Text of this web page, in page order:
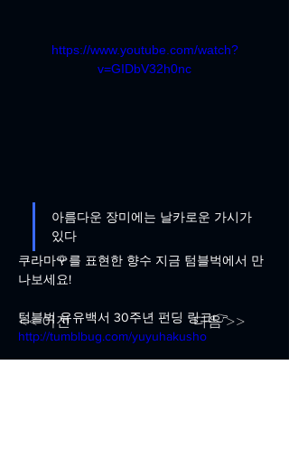
<< 이전 다음 >>
https://www.youtube.com/watch?
v=GIDbV32h0nc
아름다운 장미에는 날카로운 가시가
있다
쿠라마🌹를 표현한 향수 지금 텀블벅에서 만
나보세요!
텀블벅 유유백서 30주년 펀딩 링크👉
http://tumblbug.com/yuyuhakusho